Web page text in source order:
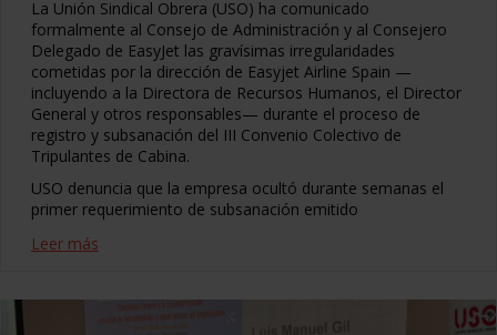
La Unión Sindical Obrera (USO) ha comunicado
formalmente al Consejo de Administración y al Consejero
Delegado de EasyJet las gravísimas irregularidades
cometidas por la dirección de Easyjet Airline Spain —
incluyendo a la Directora de Recursos Humanos, el Director
General y otros responsables— durante el proceso de
registro y subsanación del III Convenio Colectivo de
Tripulantes de Cabina.
USO denuncia que la empresa ocultó durante semanas el
primer requerimiento de subsanación emitido
Leer más